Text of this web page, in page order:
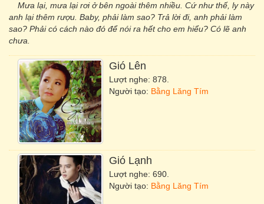
Mưa lại, mưa lại rơi ở bên ngoài thêm nhiều. Cứ như thế, ly này
anh lại thêm rượu. Baby, phải làm sao? Trả lời đi, anh phải làm
sao? Phải có cách nào đó để nói ra hết cho em hiểu? Có lẽ anh
chưa.
Gió Lên
Lượt nghe: 878.
Người tạo: Bằng Lăng Tím
Gió Lạnh
Lượt nghe: 690.
Người tạo: Bằng Lăng Tím